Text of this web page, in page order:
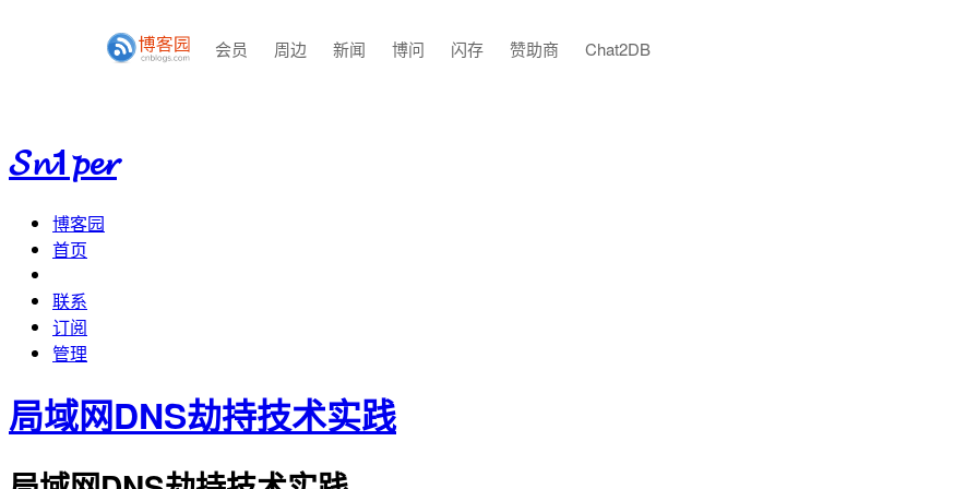
会员 周边 新闻 博问 闪存 赞助商 Chat2DB
𝓢𝓷1𝓹𝓮𝓻
博客园
首页
联系
订阅
管理
局域网DNS劫持技术实践